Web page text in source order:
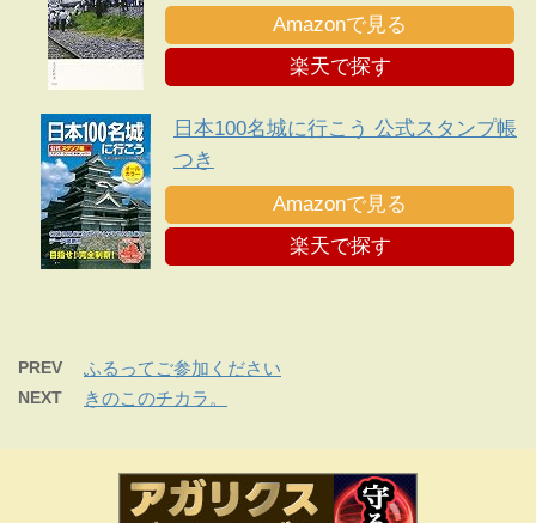
Amazonで見る
楽天で探す
日本100名城に行こう 公式スタンプ帳
つき
Amazonで見る
楽天で探す
PREV ふるってご参加ください
NEXT きのこのチカラ。